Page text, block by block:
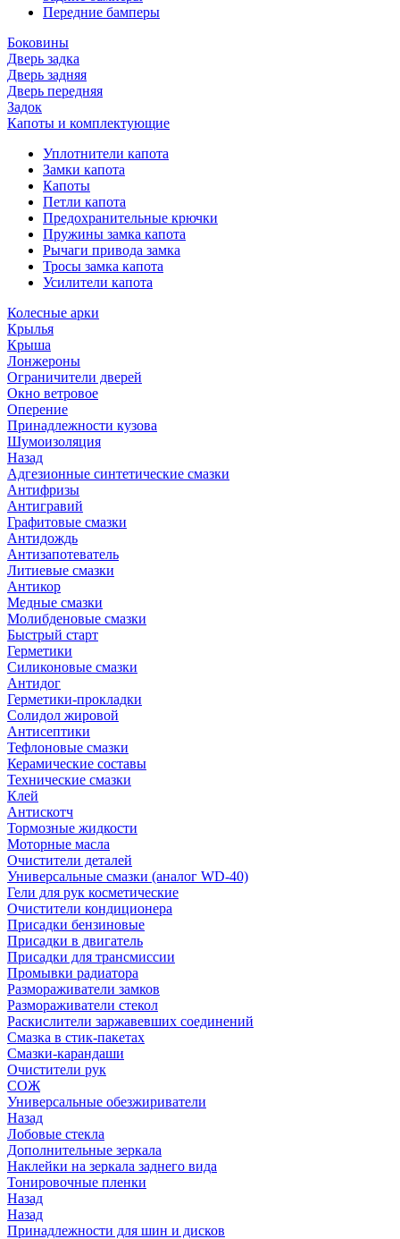
Передние бамперы
Боковины
Дверь задка
Дверь задняя
Дверь передняя
Задок
Капоты и комплектующие
Уплотнители капота
Замки капота
Капоты
Петли капота
Предохранительные крючки
Пружины замка капота
Рычаги привода замка
Тросы замка капота
Усилители капота
Колесные арки
Крылья
Крыша
Лонжероны
Ограничители дверей
Окно ветровое
Оперение
Принадлежности кузова
Шумоизоляция
Назад
Адгезионные синтетические смазки
Антифризы
Антигравий
Графитовые смазки
Антидождь
Антизапотеватель
Литиевые смазки
Антикор
Медные смазки
Молибденовые смазки
Быстрый старт
Герметики
Силиконовые смазки
Антидог
Герметики-прокладки
Солидол жировой
Антисептики
Тефлоновые смазки
Керамические составы
Технические смазки
Клей
Антискотч
Тормозные жидкости
Моторные масла
Очистители деталей
Универсальные смазки (аналог WD-40)
Гели для рук косметические
Очистители кондиционера
Присадки бензиновые
Присадки в двигатель
Присадки для трансмиссии
Промывки радиатора
Размораживатели замков
Размораживатели стекол
Раскислители заржавевших соединений
Смазка в стик-пакетах
Смазки-карандаши
Очистители рук
СОЖ
Универсальные обезжириватели
Назад
Лобовые стекла
Дополнительные зеркала
Наклейки на зеркала заднего вида
Тонировочные пленки
Назад
Назад
Принадлежности для шин и дисков